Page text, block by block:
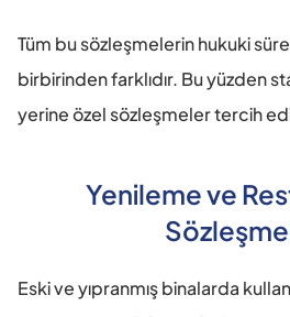
Tüm bu sözleşmelerin hukuki
birbirinden farklıdır. Bu yüzden
yerine özel sözleşmeler tercih
Yenileme ve
Eski ve yıpranmış binalarda